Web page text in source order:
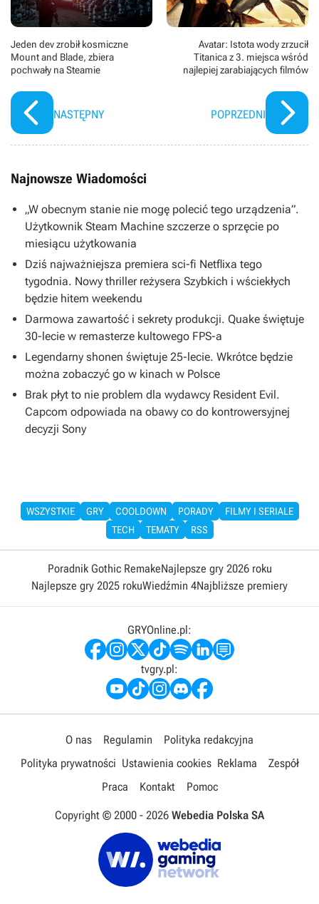
Jeden dev zrobił kosmiczne
Mount and Blade, zbiera
pochwały na Steamie
NASTĘPNY
Avatar: Istota wody zrzucił
Titanica z 3. miejsca wśród
najlepiej zarabiających filmów
POPRZEDNI
Najnowsze Wiadomości
„W obecnym stanie nie mogę polecić tego urządzenia”.
Użytkownik Steam Machine szczerze o sprzęcie po
miesiącu użytkowania
Dziś najważniejsza premiera sci-fi Netflixa tego
tygodnia. Nowy thriller reżysera Szybkich i wściekłych
będzie hitem weekendu
Darmowa zawartość i sekrety produkcji. Quake świętuje
30-lecie w remasterze kultowego FPS-a
Legendarny shonen świętuje 25-lecie. Wkrótce będzie
można zobaczyć go w kinach w Polsce
Brak płyt to nie problem dla wydawcy Resident Evil.
Capcom odpowiada na obawy co do kontrowersyjnej
decyzji Sony
WSZYSTKIE GRY COOLDOWN PORADY
FILMY I SERIALE
TECH
TEMATY RSS
Poradnik Gothic RemakeNajlepsze gry 2026 roku
Najlepsze gry 2025 rokuWiedźmin 4Najbliższe premiery
GRYOnline.pl:
tvgry.pl:
O nas Regulamin
Polityka redakcyjna
Polityka prywatności Ustawienia cookies Reklama
Zespół
Praca
Kontakt Pomoc
Copyright © 2000 - 2026 Webedia Polska SA